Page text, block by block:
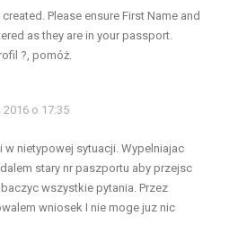
Please ensure First Name and
as they are in your passport.
?, pomóż.
o 17:35
nietypowej sytuacji. Wypelniajac
stary nr paszportu aby przejsc
wszystkie pytania. Przez
wniosek I nie moge juz nic